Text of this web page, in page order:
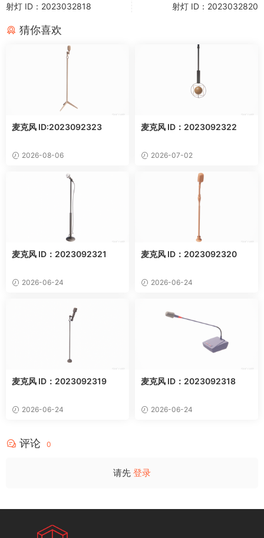
射灯 ID：2023032818 射灯 ID：2023032820
猜你喜欢
麦克风 ID:2023092323
2026-08-06
麦克风 ID：2023092322
2026-07-02
麦克风 ID：2023092321
2026-06-24
麦克风 ID：2023092320
2026-06-24
麦克风 ID：2023092319
2026-06-24
麦克风 ID：2023092318
2026-06-24
评论 0
请先 登录